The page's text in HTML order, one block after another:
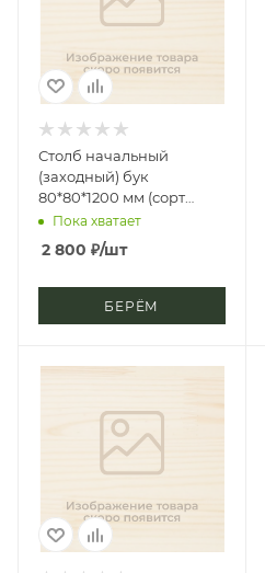
Столб начальный
(заходный) бук
80*80*1200 мм (сорт
Экстра) амфора
Пока хватает
2 800 ₽/шт
БЕРЁМ